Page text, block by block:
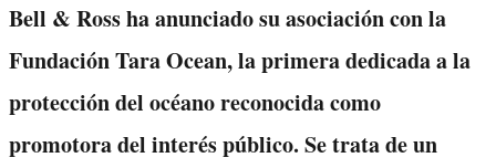
Bell & Ross ha anunciado su asociación con la
Fundación Tara Ocean, la primera dedicada a la
protección del océano reconocida como
promotora del interés público. Se trata de un